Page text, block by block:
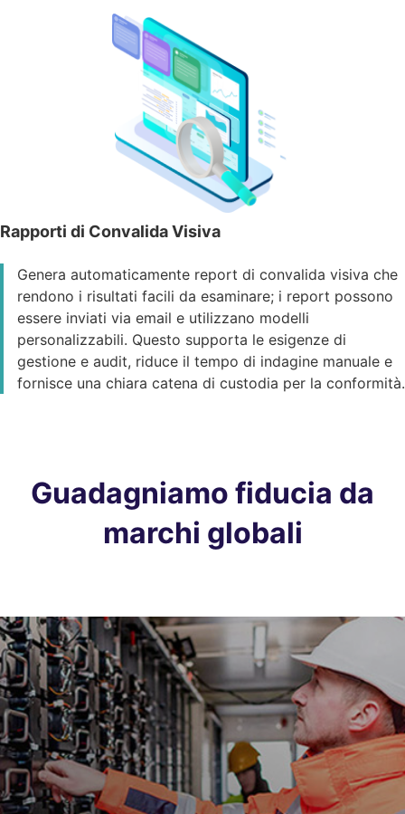
Rapporti di Convalida Visiva
Genera automaticamente report di convalida visiva che
rendono i risultati facili da esaminare; i report possono
essere inviati via email e utilizzano modelli
personalizzabili. Questo supporta le esigenze di
gestione e audit, riduce il tempo di indagine manuale e
fornisce una chiara catena di custodia per la conformità.
Guadagniamo fiducia da
marchi globali